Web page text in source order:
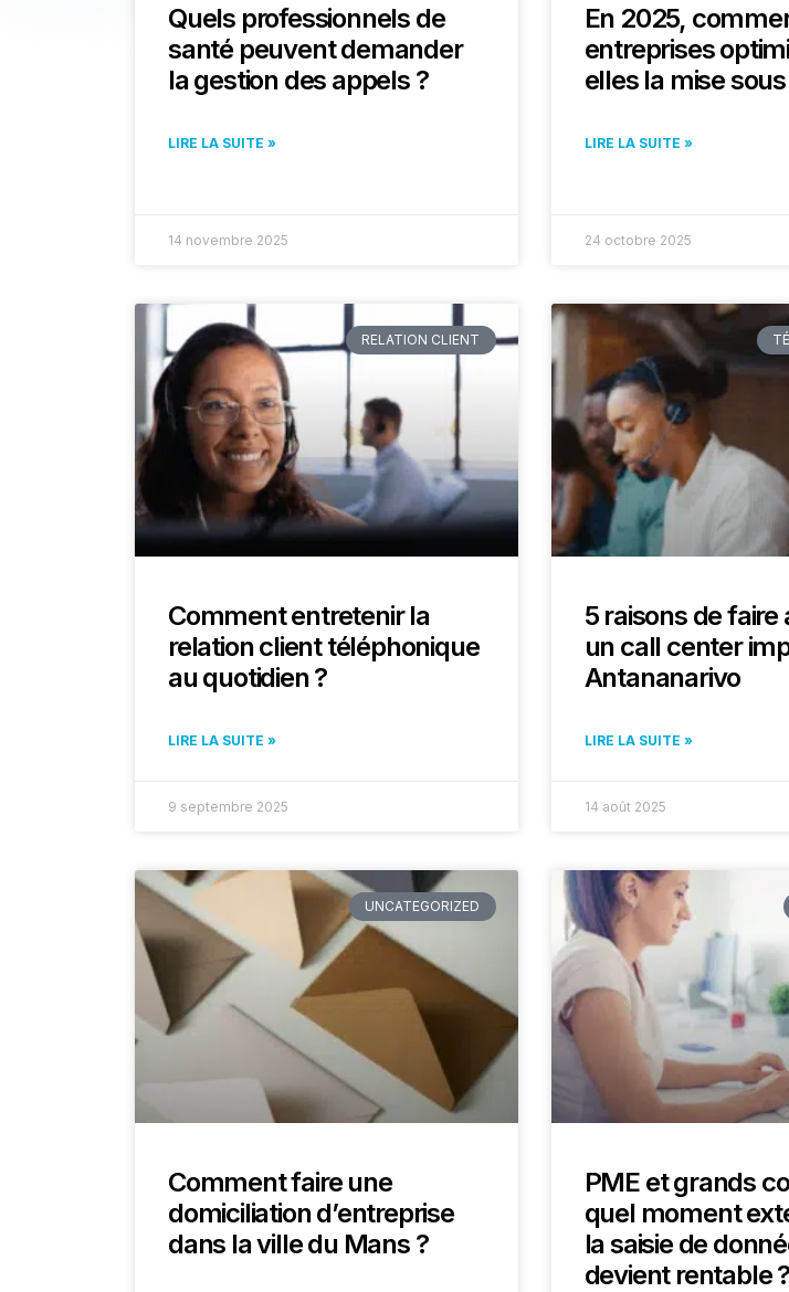
Quels professionnels de
santé peuvent demander
la gestion des appels ?
LIRE LA SUITE »
14 novembre 2025
En 2025,
entreprises
elles la mise
LIRE LA SUITE »
24 octobre 2025
RELATION CLIENT
Comment entretenir la
relation client téléphonique
au quotidien ?
LIRE LA SUITE »
9 septembre 2025
5 raisons de faire
un call center
Antananarivo
LIRE LA SUITE »
14 août 2025
UNCATEGORIZED
Comment faire une
domiciliation d’entreprise
dans la ville du Mans ?
PME et grands
quel moment
la saisie de
devient rentable ?